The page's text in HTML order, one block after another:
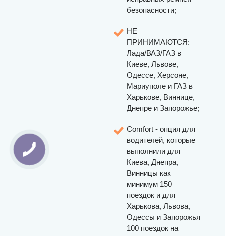
безопасности;
НЕ
ПРИНИМАЮТСЯ:
Лада/ВАЗ/ГАЗ в
Киеве, Львове,
Одессе, Херсоне,
Мариуполе и ГАЗ в
Харькове, Виннице,
Днепре и Запорожье;
Comfort - опция для
водителей, которые
выполнили для
Киева, Днепра,
Винницы как
минимум 150
поездок и для
Харькова, Львова,
Одессы и Запорожья
100 поездок на